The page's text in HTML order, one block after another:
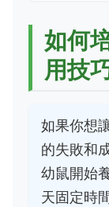
如何
用技
如果你想
的失敗和
幼鼠開始
天固定時